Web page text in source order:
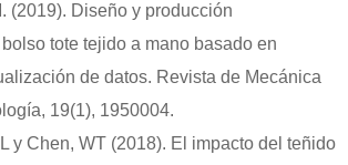
(2019). Diseño y producción
tote tejido a mano basado en
de datos. Revista de Mecánica
19(1), 1950004.
y Chen, WT (2018). El impacto del teñido